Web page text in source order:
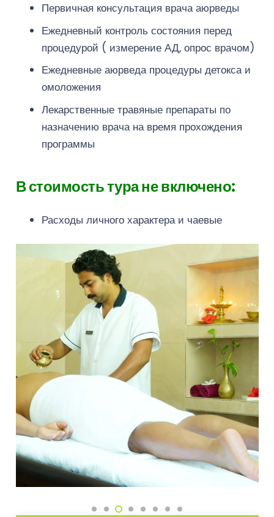
Первичная консультация врача аюрведы
Ежедневный контроль состояния перед
процедурой ( измерение АД, опрос врачом)
Ежедневные аюрведа процедуры детокса и
омоложения
Лекарственные травяные препараты по
назначению врача на время прохождения
программы
В стоимость тура не включено:
Расходы личного характера и чаевые